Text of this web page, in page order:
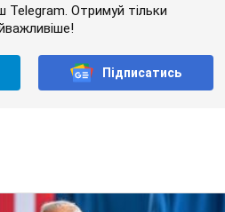
Telegram. Отримуй тільки
Підписатись